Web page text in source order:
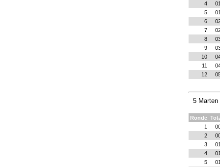
4
5
6
7
8
9
10
11
12
5 Marten
Ronde
1
2
3
4
5